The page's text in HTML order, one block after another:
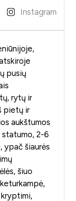
Instagram
pusių
rytų ir
pietų ir
aukštumos
statumo, 2-6
ypač šiaurės
šiuo